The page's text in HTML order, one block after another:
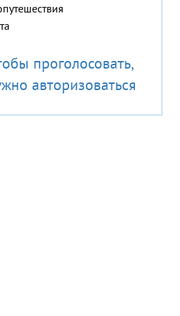
проголосовать,
авторизоваться